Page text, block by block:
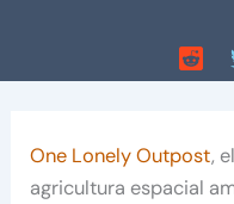
One Lonely Outpost,
agricultura espacial